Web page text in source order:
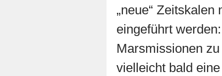
„neue“
eingeführt
Marsmissionen
vielleicht bald